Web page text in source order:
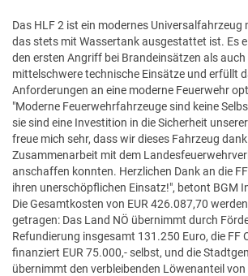
Das HLF 2 ist ein modernes Universalfahrzeug
das stets mit Wassertank ausgestattet ist. Es
den ersten Angriff bei Brandeinsätzen als
mittelschwere technische Einsätze und erfüllt
Anforderungen an eine moderne Feuerwehr
"Moderne Feuerwehrfahrzeuge sind keine
sie sind eine Investition in die Sicherheit
freue mich sehr, dass wir dieses Fahrzeug
Zusammenarbeit mit dem
anschaffen konnten. Herzlichen Dank an die
ihren unerschöpflichen Einsatz!", betont BGM
Die Gesamtkosten von EUR 426.087,70
getragen: Das Land NÖ übernimmt durch
Refundierung insgesamt 131.250 Euro, die FF
finanziert EUR 75.000,- selbst, und die
übernimmt den verbleibenden Löwenanteil von